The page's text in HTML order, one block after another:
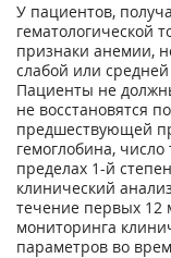
У пациентов,
гематологической
признаки анемии,
слабой или
Пациенты не
не восстановятся
предшествующей
гемоглобина,
пределах 1-й
клинический
течение первых 12
мониторинга
параметров во